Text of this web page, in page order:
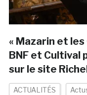
« Mazarin et
BNF et Cultival
sur le site
ACTUALITÉS